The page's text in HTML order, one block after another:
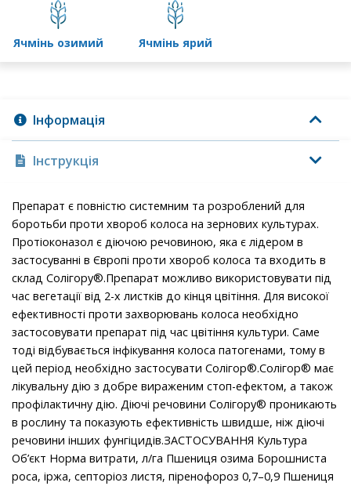
ячмінь озимий ячмінь ярий
Інформація
Інструкція
Препарат є повністю системним та розроблений для
боротьби проти хвороб колоса на зернових культурах.
Протіоконазол є діючою речовиною, яка є лідером в
застосуванні в Європі проти хвороб колоса та входить в
склад Солігору®.Препарат можливо використовувати під
час вегетації від 2-х листків до кінця цвітіння. Для високої
ефективності проти захворювань колоса необхідно
застосовувати препарат під час цвітіння культури. Саме
тоді відбувається інфікування колоса патогенами, тому в
цей період необхідно застосувати Солігор®.Солігор® має
лікувальну дію з добре вираженим стоп-ефектом, а також
профілактичну дію. Діючі речовини Солігору® проникають
в рослину та показують ефективність швидше, ніж діючі
речовини інших фунгіцидів.ЗАСТОСУВАННЯ Культура
Об’єкт Норма витрати, л/га Пшениця озима Борошниста
роса, іржа, септоріоз листя, піренофороз 0,7–0,9 Пшениця